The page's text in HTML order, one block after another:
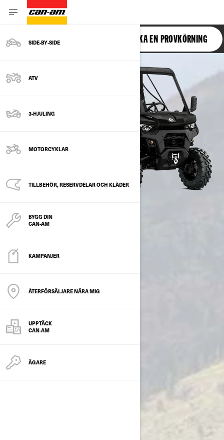
SIDE‑BY‑SIDE
ATV
3-HJULING
MOTORCYKLAR
TILLBEHÖR, RESERVDELAR OCH KLÄDER
BYGG DIN
CAN-AM
KAMPANJER
ÅTERFÖRSÄLJARE NÄRA MIG
UPPTÄCK
CAN-AM
ÄGARE
TRAXTER BOKA EN PROVKÖRNING